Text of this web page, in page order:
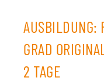
AUSBILDUNG:
GRAD
2 TAGE